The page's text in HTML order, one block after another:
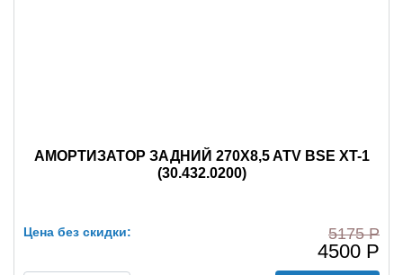
АМОРТИЗАТОР ЗАДНИЙ 270X8,5 ATV BSE XT-1
(30.432.0200)
Цена без скидки: 5175 Р
4500 Р